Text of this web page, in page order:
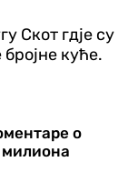
Скот гдје су
куће.
о
милиона